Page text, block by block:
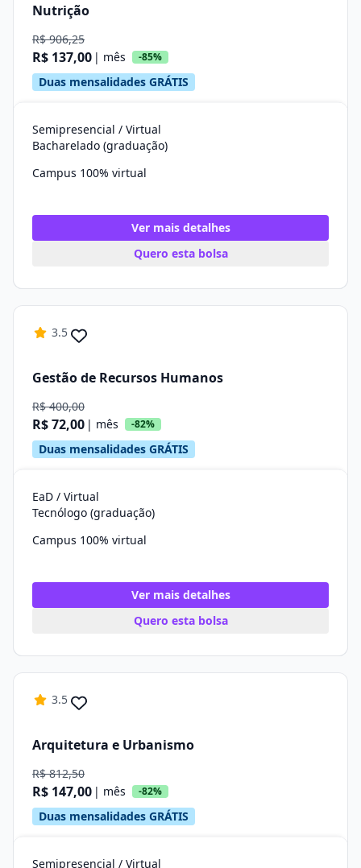
Nutrição
R$ 906,25
R$ 137,00 | mês -85%
Duas mensalidades GRÁTIS
Semipresencial / Virtual
Bacharelado (graduação)
Campus 100% virtual
Ver mais detalhes
Quero esta bolsa
3.5
Gestão de Recursos Humanos
R$ 400,00
R$ 72,00 | mês -82%
Duas mensalidades GRÁTIS
EaD / Virtual
Tecnólogo (graduação)
Campus 100% virtual
Ver mais detalhes
Quero esta bolsa
3.5
Arquitetura e Urbanismo
R$ 812,50
R$ 147,00 | mês -82%
Duas mensalidades GRÁTIS
Semipresencial / Virtual